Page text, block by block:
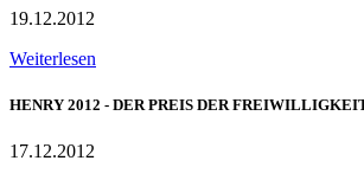
19.12.2012
Weiterlesen
HENRY 2012 - DER PREIS DER
17.12.2012